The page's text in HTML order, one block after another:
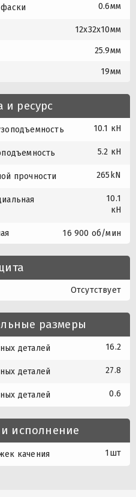
0.6мм
12x32x10мм
25.9мм
19мм
и ресурс
10.1 кН
5.2 кН
прочности 265kN
10.1
кН
16 900 об/мин
Отсутствует
размеры
деталей 16.2
деталей 27.8
деталей 0.6
исполнение
качения 1шт